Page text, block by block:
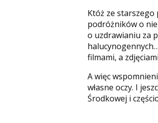
Któż ze starszego
podróżników o
o uzdrawianiu za
filmami, a
A więc
własne oczy. I
Środkowej i